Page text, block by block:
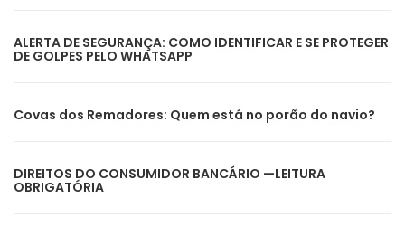
ALERTA DE SEGURANÇA: COMO IDENTIFICAR E SE PROTEGER
DE GOLPES PELO WHATSAPP
Covas dos Remadores: Quem está no porão do navio?
DIREITOS DO CONSUMIDOR BANCÁRIO —LEITURA
OBRIGATÓRIA